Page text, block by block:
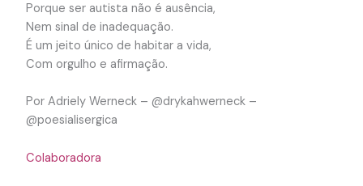
Porque ser autista não é ausência,
Nem sinal de inadequação.
É um jeito único de habitar a vida,
Com orgulho e afirmação.
Por Adriely Werneck – @drykahwerneck –
@poesialisergica
Colaboradora